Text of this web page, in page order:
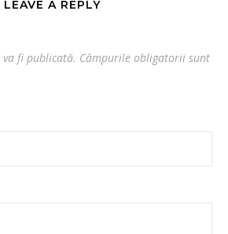
LEAVE A REPLY
fi publicată. Câmpurile obligatorii sunt